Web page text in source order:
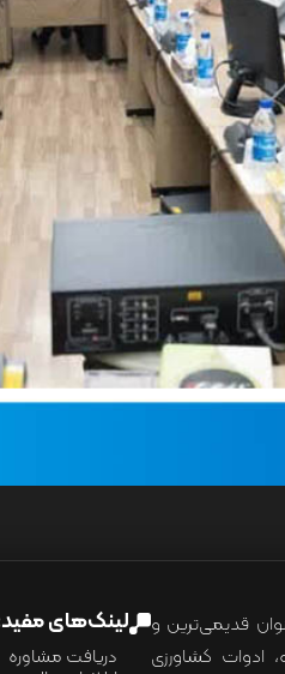
قدیمی‌ترین و
ادوات کشاورزی
لینک‌های
دریافت مشاوره